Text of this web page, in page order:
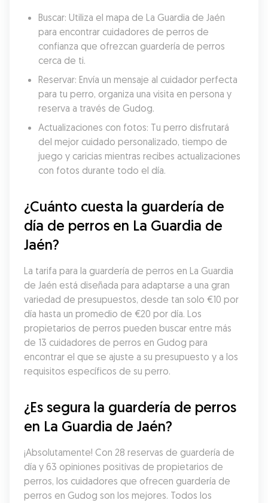
Buscar: Utiliza el mapa de La Guardia de Jaén
para encontrar cuidadores de perros de
confianza que ofrezcan guardería de perros
cerca de ti.
Reservar: Envía un mensaje al cuidador perfecta
para tu perro, organiza una visita en persona y
reserva a través de Gudog.
Actualizaciones con fotos: Tu perro disfrutará
del mejor cuidado personalizado, tiempo de
juego y caricias mientras recibes actualizaciones
con fotos durante todo el día.
¿Cuánto cuesta la guardería de
día de perros en La Guardia de
Jaén?
La tarifa para la guardería de perros en La Guardia
de Jaén está diseñada para adaptarse a una gran
variedad de presupuestos, desde tan solo €10 por
día hasta un promedio de €20 por día. Los
propietarios de perros pueden buscar entre más
de 13 cuidadores de perros en Gudog para
encontrar el que se ajuste a su presupuesto y a los
requisitos específicos de su perro.
¿Es segura la guardería de perros
en La Guardia de Jaén?
¡Absolutamente! Con 28 reservas de guardería de
día y 63 opiniones positivas de propietarios de
perros, los cuidadores que ofrecen guardería de
perros en Gudog son los mejores. Todos los